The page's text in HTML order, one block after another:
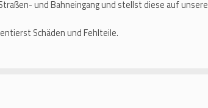
und Bahneingang und stellst diese auf unsere
Schäden und Fehlteile.